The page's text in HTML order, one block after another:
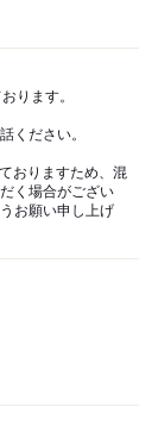
ります。
ください。
おりますため、混
く場合がござい
お願い申し上げ